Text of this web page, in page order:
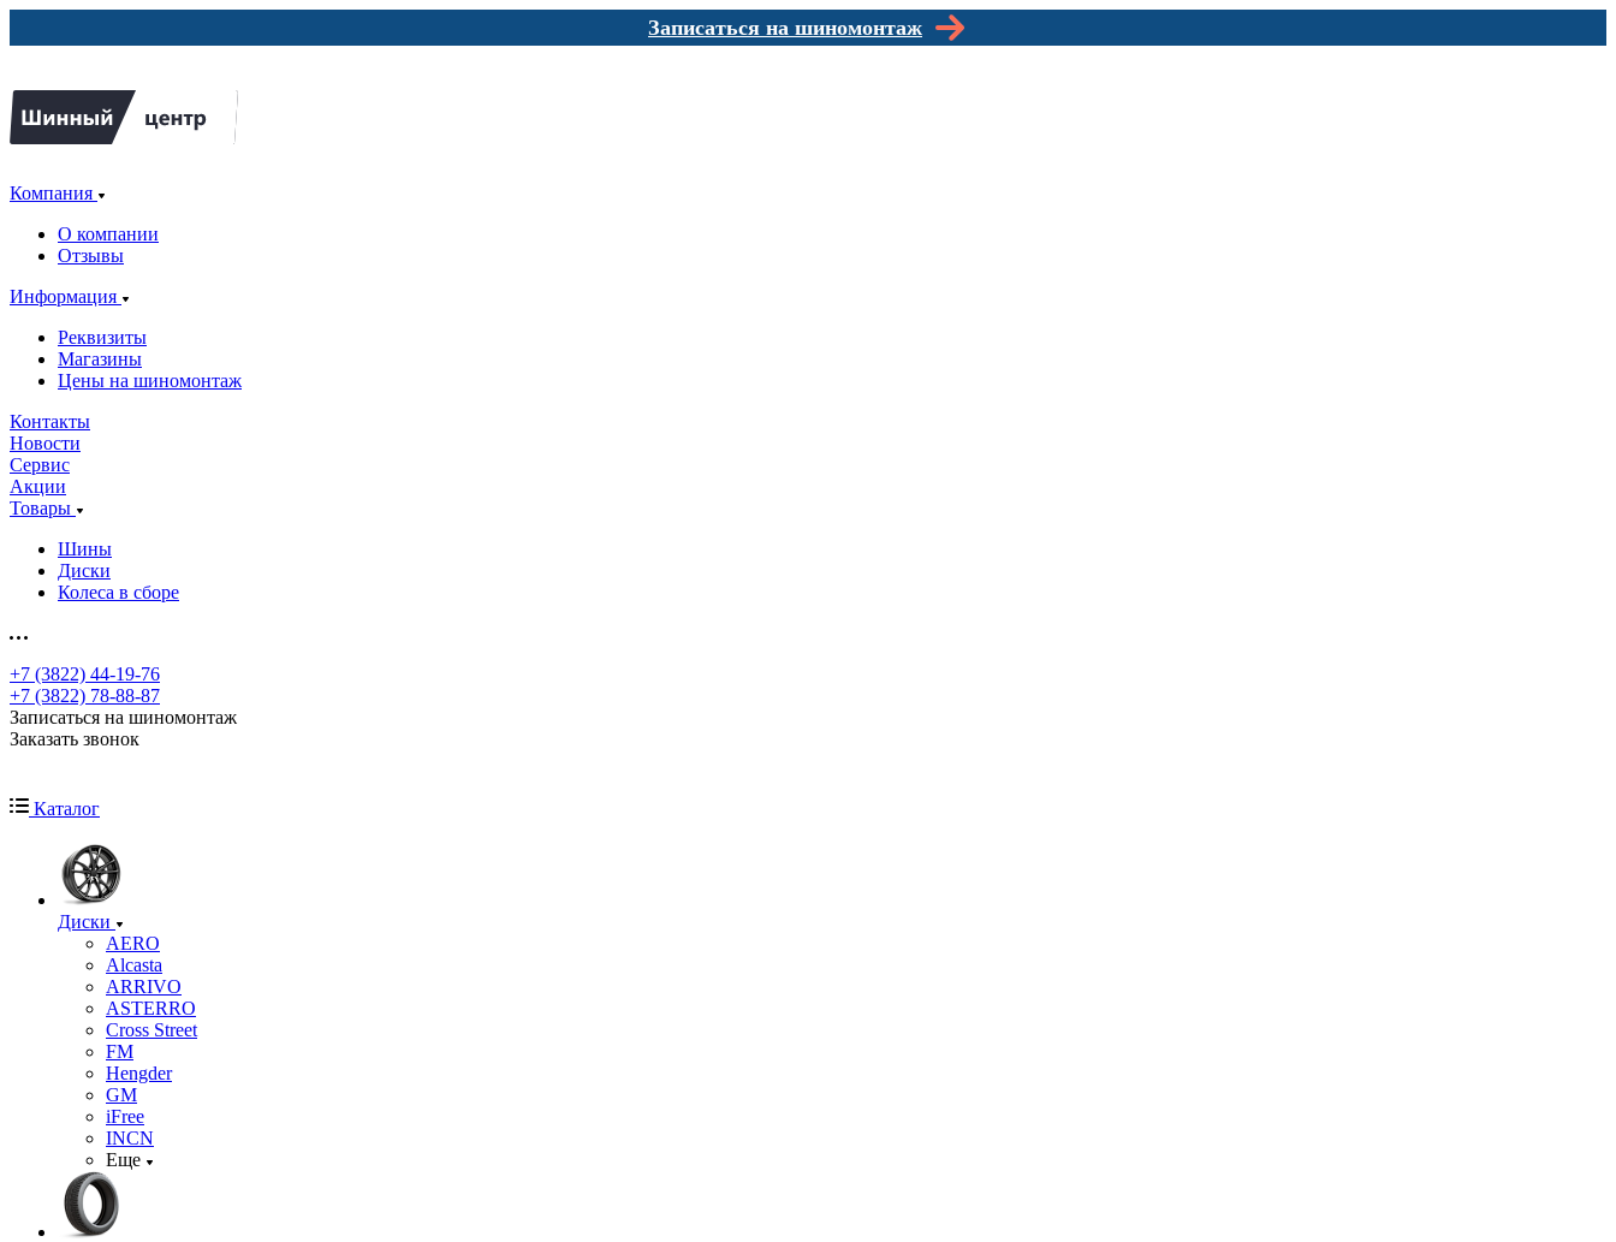
Записаться на шиномонтаж
Компания
О компании
Отзывы
Информация
Реквизиты
Магазины
Цены на шиномонтаж
Контакты
Новости
Сервис
Акции
Товары
Шины
Диски
Колеса в сборе
+7 (3822) 44-19-76
+7 (3822) 78-88-87
Записаться на шиномонтаж
Заказать звонок
Каталог
Диски
AERO
Alcasta
ARRIVO
ASTERRO
Cross Street
FM
Hengder
GM
iFree
INCN
Еще